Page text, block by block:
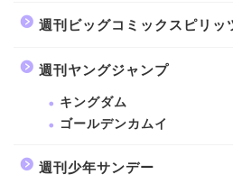
週刊ビッグコミックスピリッ
週刊ヤングジャンプ
キングダム
ゴールデンカムイ
週刊少年サンデー